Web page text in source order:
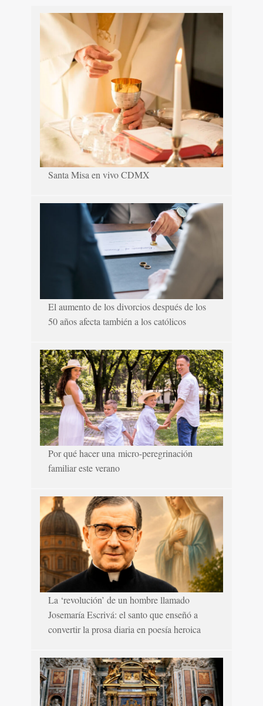
Santa Misa en vivo CDMX
El aumento de los divorcios después de los
50 años afecta también a los católicos
Por qué hacer una micro-peregrinación
familiar este verano
La ‘revolución’ de un hombre llamado
Josemaría Escrivá: el santo que enseñó a
convertir la prosa diaria en poesía heroica